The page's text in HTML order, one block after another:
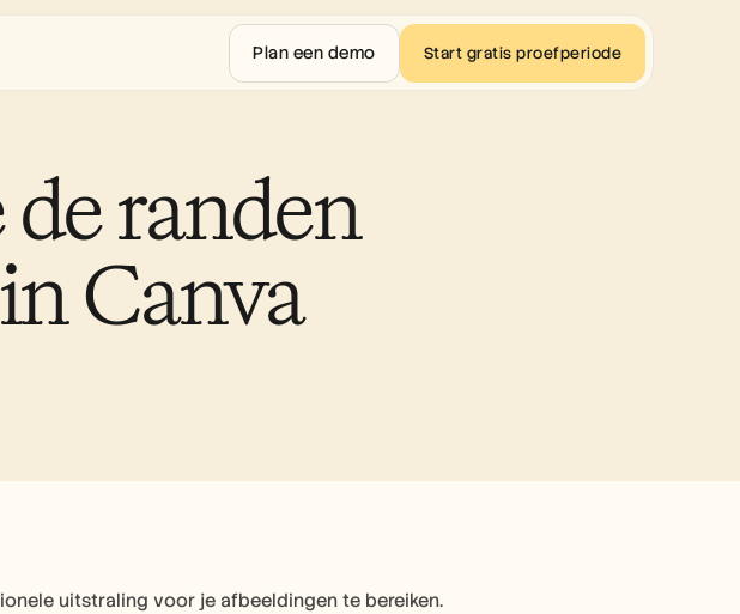
randen
Canva
uitstraling voor je afbeeldingen te bereiken.
Plan een demo Start gratis proefperiode